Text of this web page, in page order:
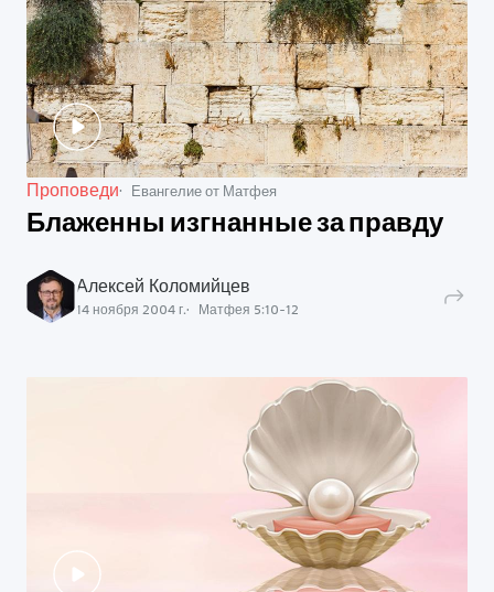
Проповеди Евангелие от Матфея
Блаженны изгнанные за правду
Алексей Коломийцев
14 ноября 2004 г. Матфея 5:10-12